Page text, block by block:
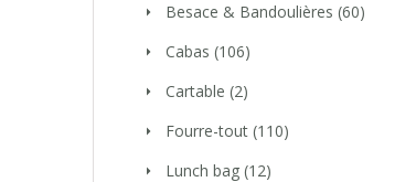
Besace & Bandoulières (60)
Cabas (106)
Cartable (2)
Fourre-tout (110)
Lunch bag (12)